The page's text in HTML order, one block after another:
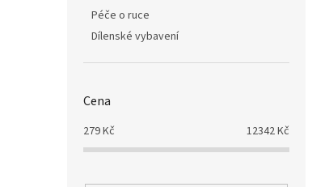
Péče o ruce
Dílenské vybavení
Cena
279Kč 12342Kč